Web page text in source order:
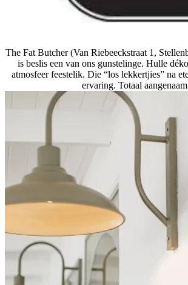
The Fat Butcher (Van Riebeeckstraat 1,
is beslis een van ons gunstelinge. Hulle
atmosfeer feestelik. Die “los lekkertjies” na
ervaring. Totaal